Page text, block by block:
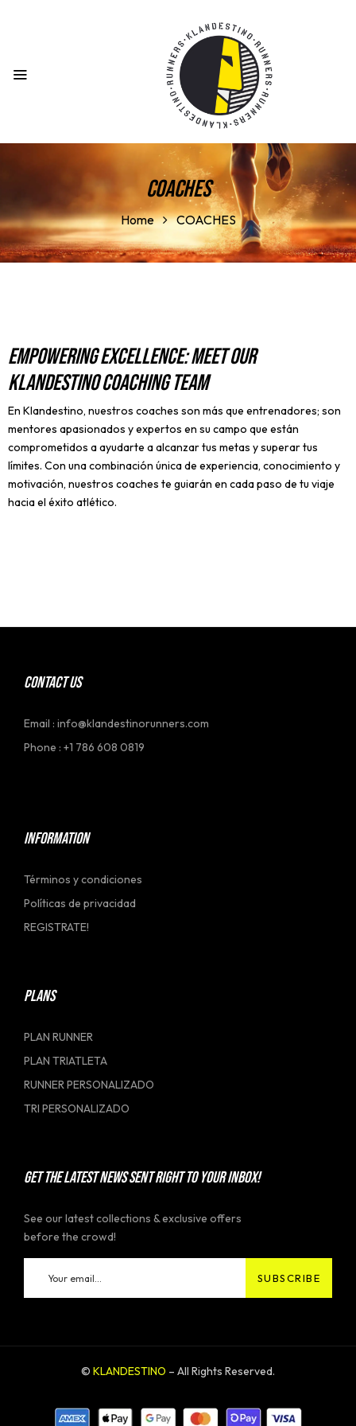
COACHES
Home COACHES
Empowering Excellence: Meet Our
Klandestino Coaching Team
En Klandestino, nuestros coaches son más que entrenadores; son
mentores apasionados y expertos en su campo que están
comprometidos a ayudarte a alcanzar tus metas y superar tus
límites. Con una combinación única de experiencia, conocimiento y
motivación, nuestros coaches te guiarán en cada paso de tu viaje
hacia el éxito atlético.
CONTACT US
Email : info@klandestinorunners.com
Phone : +1 786 608 0819
INFORMATION
Términos y condiciones
Políticas de privacidad
REGISTRATE!
PLANS
PLAN RUNNER
PLAN TRIATLETA
RUNNER PERSONALIZADO
TRI PERSONALIZADO
GET THE LATEST NEWS SENT RIGHT TO YOUR INBOX!
See our latest collections & exclusive offers
before the crowd!
© KLANDESTINO – All Rights Reserved.